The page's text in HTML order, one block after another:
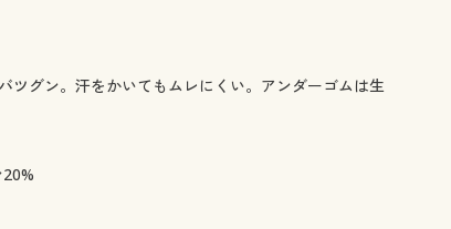
ツグン。汗をかいてもムレにくい。アンダーゴムは生